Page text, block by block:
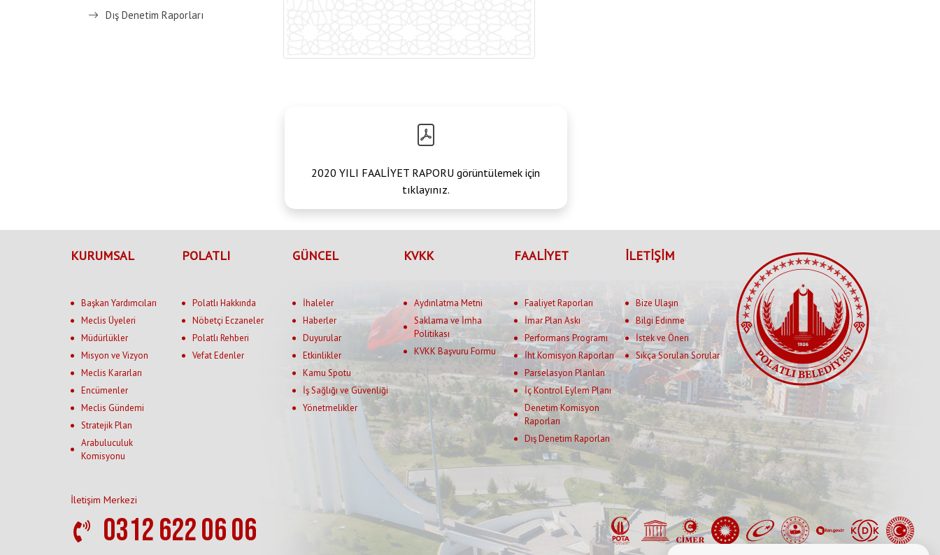
Dış Denetim Raporları
2020 YILI FAALİYET RAPORU görüntülemek için
tıklayınız.
KURUMSAL
Başkan Yardımcıları
Meclis Üyeleri
Müdürlükler
Misyon ve Vizyon
Meclis Kararları
Encümenler
Meclis Gündemi
Stratejik Plan
Arabuluculuk
Komisyonu
POLATLI
Polatlı Hakkında
Nöbetçi Eczaneler
Polatlı Rehberi
Vefat Edenler
GÜNCEL
İhaleler
Haberler
Duyurular
Etkinlikler
Kamu Spotu
İş Sağlığı ve Güvenliği
Yönetmelikler
KVKK
Aydınlatma Metni
Saklama ve İmha
Politikası
KVKK Başvuru Formu
FAALİYET
Faaliyet Raporları
İmar Plan Askı
Performans Programı
İht Komisyon Raporları
Parselasyon Planları
İç Kontrol Eylem Planı
Denetim Komisyon
Raporları
Dış Denetim Raporları
İLETİŞİM
Bize Ulaşın
Bilgi Edinme
İstek ve Öneri
Sıkça Sorulan Sorular
İletişim Merkezi
0312 622 06 06